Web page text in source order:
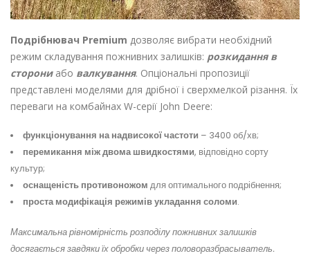
Подрібнювач Premium дозволяє вибрати необхідний
режим складування пожнивних залишків: розкидання в
сторониабо валкування. Опціональні пропозиції
представлені моделями для дрібної і сверхмелкой різання. Їх
переваги на комбайнах W-серії John Deere:
функціонування на надвисокої частоти – 3400 об/хв;
перемикання між двома швидкостями, відповідно сорту
культур;
оснащеність противоножом для оптимального подрібнення;
проста модифікація режимів укладання соломи.
Максимальна рівномірність розподілу пожнивних залишків
досягається завдяки їх обробки через половоразбрасыватель.